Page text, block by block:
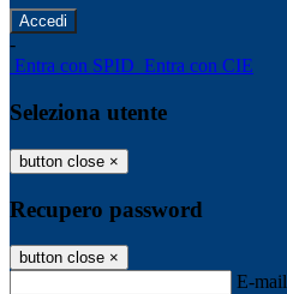
-
Entra con SPID Entra con CIE
Seleziona utente
button close ×
Recupero password
button close ×
E-mail